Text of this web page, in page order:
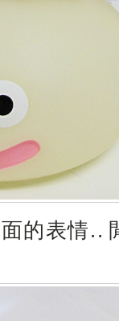
的表情..